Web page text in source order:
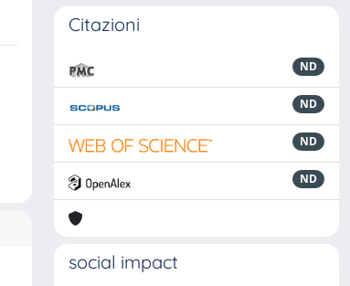
Citazioni
ND
ND
ND
ND
social impact